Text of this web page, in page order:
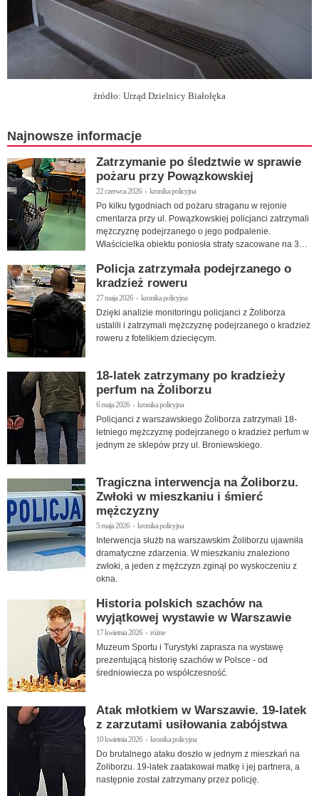
źródło: Urząd Dzielnicy Białołęka
Najnowsze informacje
Zatrzymanie po śledztwie w sprawie
pożaru przy Powązkowskiej
22 czerwca 2026 › kronika policyjna
Po kilku tygodniach od pożaru straganu w rejonie
cmentarza przy ul. Powązkowskiej policjanci zatrzymali
mężczyznę podejrzanego o jego podpalenie.
Właścicielka obiektu poniosła straty szacowane na 30
Policja zatrzymała podejrzanego o
kradzież roweru
27 maja 2026 › kronika policyjna
Dzięki analizie monitoringu policjanci z Żoliborza
ustalili i zatrzymali mężczyznę podejrzanego o kradzież
roweru z fotelikiem dziecięcym.
18-latek zatrzymany po kradzieży
perfum na Żoliborzu
6 maja 2026 › kronika policyjna
Policjanci z warszawskiego Żoliborza zatrzymali 18-
letniego mężczyznę podejrzanego o kradzież perfum w
jednym ze sklepów przy ul. Broniewskiego.
Tragiczna interwencja na Żoliborzu.
Zwłoki w mieszkaniu i śmierć
mężczyzny
5 maja 2026 › kronika policyjna
Interwencja służb na warszawskim Żoliborzu ujawniła
dramatyczne zdarzenia. W mieszkaniu znaleziono
zwłoki, a jeden z mężczyzn zginął po wyskoczeniu z
okna.
Historia polskich szachów na
wyjątkowej wystawie w Warszawie
17 kwietnia 2026 › różne
Muzeum Sportu i Turystyki zaprasza na wystawę
prezentującą historię szachów w Polsce - od
średniowiecza po współczesność.
Atak młotkiem w Warszawie. 19-latek
z zarzutami usiłowania zabójstwa
10 kwietnia 2026 › kronika policyjna
Do brutalnego ataku doszło w jednym z mieszkań na
Żoliborzu. 19-latek zaatakował matkę i jej partnera, a
następnie został zatrzymany przez policję.